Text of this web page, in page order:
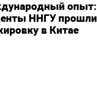
опыт:
ННГУ прошли
в Китае